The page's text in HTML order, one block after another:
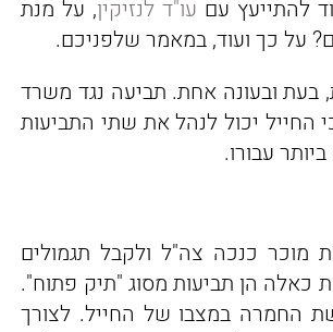
להתייעץ עם עו"ד לנזיקין, על מנת
על כך ועוד, במאמר שלפניכם.
בעת ובעונה אחת. תביעה נגד משרד
36 לחוק נכי צהל קובעת, כי החייל יכול לנהל את שתי התביעות
עבורו.
מוכר כנכה צה"ל ולקבל תגמולים
כאלה הן תביעות מסוג "תיק פתוח".
החמרה במצבו של החייל. לצורך
איש מיוחד במינו!